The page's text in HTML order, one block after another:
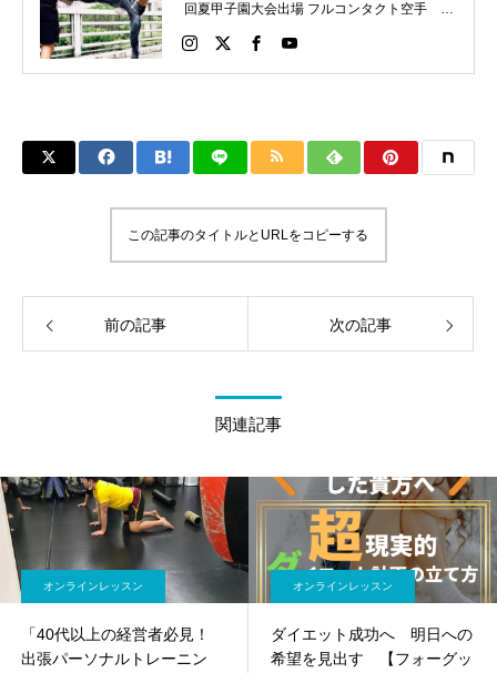
回夏甲子園大会出場 フルコンタクト空手 日
パーライト級新人王 FOKウェルター級王者
WMCライト級日本王者 トレーニング依頼は
この記事のタイトルとURLをコピーする
前の記事 次の記事
関連記事
オンラインレッスン
「40代以上の経営者必見！
出張パーソナルトレーニン
オンラインレッスン
ダイエット成功へ 明日への
希望を見出す 【フォーグッ